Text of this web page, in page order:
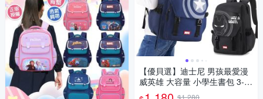
【優貝選】迪士尼 男孩最愛漫
威英雄 大容量 小學生書包 3-6
高年級適用(平輸品)